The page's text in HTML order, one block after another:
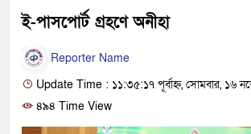
ই-পাসপোর্ট গ্রহণে অনীহা
Reporter Name
Update Time : ১১:৩৫:১৭ পূর্বাহ্ন, সোমবার, ১৬
৪৯৪ Time View